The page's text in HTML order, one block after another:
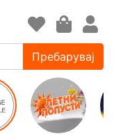
Пребарувај